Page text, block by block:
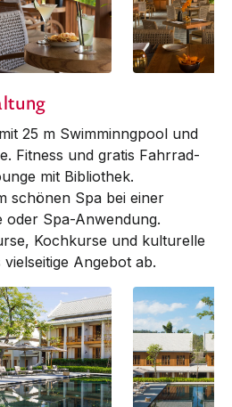
25 m Swimminngpool und
Fitness und gratis Fahr­­rad-
mit Bibl­i­o­­thek.
schönen Spa bei einer
oder Spa-Anwendung.
Kochkurse und kulturelle
Angebot ab.